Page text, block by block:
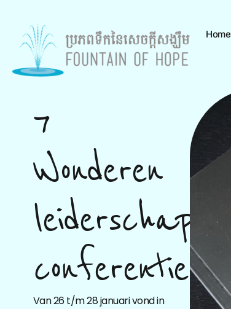
Home
7
Wonderen
leiderschaps
conferentie
Van 26 t/m 28 januari vond in